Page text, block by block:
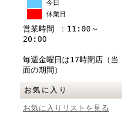
今日
休業日
営業時間 ：11:00～
20:00
毎週金曜日は17時閉店（当
面の期間）
お気に入り
お気に入りリストを見る